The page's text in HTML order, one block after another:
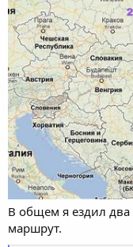
В общем я ездил два
маршрут.